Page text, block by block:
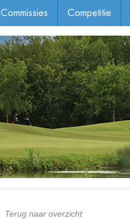
Commissies Competitie
Terug naar overzicht